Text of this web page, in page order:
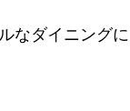
なダイニング